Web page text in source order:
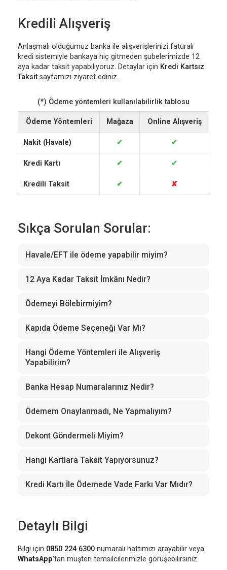
Kredili Alışveriş
Anlaşmalı olduğumuz banka ile alışverişlerinizi faturalı
kredi sistemiyle bankaya hiç gitmeden şubelerimizde 12
aya kadar taksit yapabiliyoruz. Detaylar için Kredi Kartsız
Taksit sayfamızı ziyaret ediniz.
(*) Ödeme yöntemleri kullanılabilirlik tablosu
Ödeme Yöntemleri Mağaza Online Alışveriş
Nakit (Havale) ✔ ✔
Kredi Kartı ✔ ✔
Kredili Taksit ✔ ✘
Sıkça Sorulan Sorular:
Havale/EFT ile ödeme yapabilir miyim?
12 Aya Kadar Taksit İmkânı Nedir?
Ödemeyi Bölebirmiyim?
Kapıda Ödeme Seçeneği Var Mı?
Hangi Ödeme Yöntemleri ile Alışveriş
Yapabilirim?
Banka Hesap Numaralarınız Nedir?
Ödemem Onaylanmadı, Ne Yapmalıyım?
Dekont Göndermeli Miyim?
Hangi Kartlara Taksit Yapıyorsunuz?
Kredi Kartı İle Ödemede Vade Farkı Var Mıdır?
Detaylı Bilgi
Bilgi için 0850 224 6300 numaralı hattımızı arayabilir veya
WhatsApp'tan müşteri temsilcilerimizle görüşebilirsiniz.